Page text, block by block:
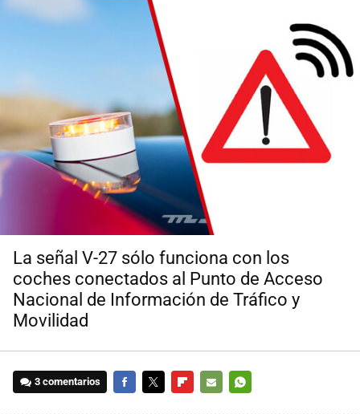
La señal V-27 sólo funciona con los
coches conectados al Punto de Acceso
Nacional de Información de Tráfico y
Movilidad
3 comentarios